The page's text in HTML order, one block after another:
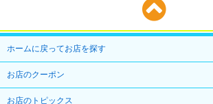
ホームに戻ってお店を探す
お店のクーポン
お店のトピックス